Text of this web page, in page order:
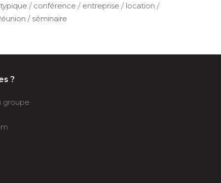
conférence entreprise
location
séminaire
?
groupe